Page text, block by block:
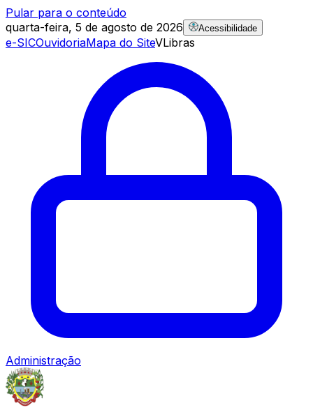
Pular para o conteúdo
quarta-feira, 5 de agosto de 2026
Acessibilidade
e-SICOuvidoriaMapa do SiteVLibras
Administração